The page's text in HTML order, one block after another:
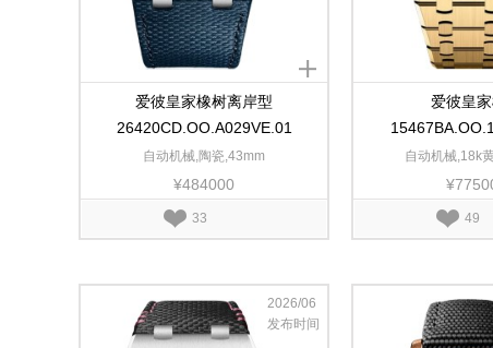
爱彼皇家橡树离岸型
26420CD.OO.A029VE.01
自动机械,陶瓷,43mm
¥484000
33
爱彼皇
自动机械,18k
49
2026/06
发布时间